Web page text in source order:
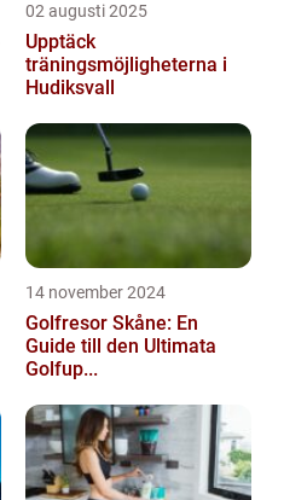
02 augusti 2025
Upptäck
träningsmöjligheterna i
Hudiksvall
14 november 2024
Golfresor Skåne: En
Guide till den Ultimata
Golfup...